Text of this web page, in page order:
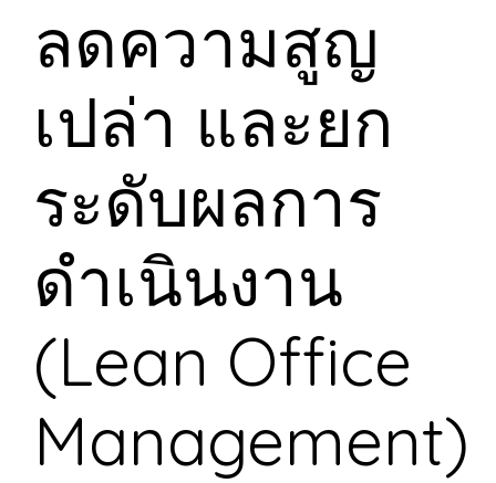
ลดความสูญ
เปล่า และยก
ระดับผลการ
ดำเนินงาน
(Lean Office
Management)